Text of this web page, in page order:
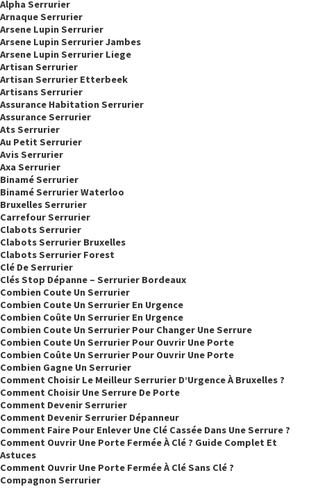
Alpha Serrurier
Arnaque Serrurier
Arsene Lupin Serrurier
Arsene Lupin Serrurier Jambes
Arsene Lupin Serrurier Liege
Artisan Serrurier
Artisan Serrurier Etterbeek
Artisans Serrurier
Assurance Habitation Serrurier
Assurance Serrurier
Ats Serrurier
Au Petit Serrurier
Avis Serrurier
Axa Serrurier
Binamé Serrurier
Binamé Serrurier Waterloo
Bruxelles Serrurier
Carrefour Serrurier
Clabots Serrurier
Clabots Serrurier Bruxelles
Clabots Serrurier Forest
Clé De Serrurier
Clés Stop Dépanne – Serrurier Bordeaux
Combien Coute Un Serrurier
Combien Coute Un Serrurier En Urgence
Combien Coûte Un Serrurier En Urgence
Combien Coute Un Serrurier Pour Changer Une Serrure
Combien Coute Un Serrurier Pour Ouvrir Une Porte
Combien Coûte Un Serrurier Pour Ouvrir Une Porte
Combien Gagne Un Serrurier
Comment Choisir Le Meilleur Serrurier D’Urgence À Bruxelles ?
Comment Choisir Une Serrure De Porte
Comment Devenir Serrurier
Comment Devenir Serrurier Dépanneur
Comment Faire Pour Enlever Une Clé Cassée Dans Une Serrure ?
Comment Ouvrir Une Porte Fermée À Clé ? Guide Complet Et
Astuces
Comment Ouvrir Une Porte Fermée À Clé Sans Clé ?
Compagnon Serrurier